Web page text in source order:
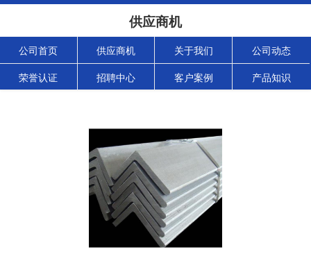
供应商机
公司首页 供应商机 关于我们 公司动态
荣誉认证 招聘中心 客户案例 产品知识